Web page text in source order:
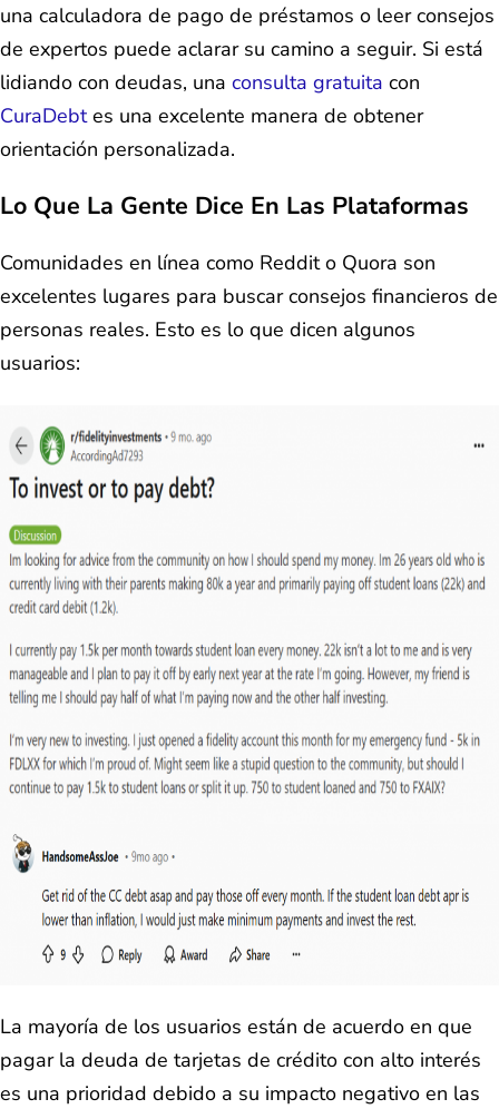
una calculadora de pago de préstamos o leer consejos
de expertos puede aclarar su camino a seguir. Si está
lidiando con deudas, una consulta gratuita con
CuraDebtes una excelente manera de obtener
orientación personalizada.
Lo Que La Gente Dice En Las Plataformas
Comunidades en línea como Reddit o Quora son
excelentes lugares para buscar consejos financieros de
personas reales. Esto es lo que dicen algunos
usuarios:
La mayoría de los usuarios están de acuerdo en que
pagar la deuda de tarjetas de crédito con alto interés
es una prioridad debido a su impacto negativo en las